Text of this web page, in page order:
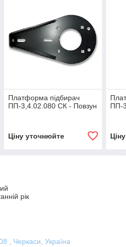
Платформа підбирач
ПП-3,4.02.080 СК - Повзун
Ціну уточнюйте
ПП-
рік
, Черкаси, Україна